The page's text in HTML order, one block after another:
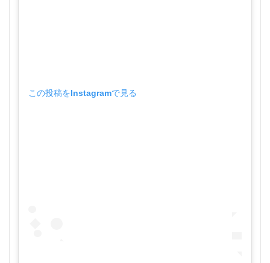
この投稿をInstagramで見る